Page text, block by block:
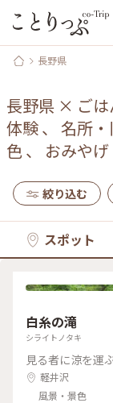
長野県
長野県 × ご
体験、 名所
色、 おみやげ
絞り込む
スポット
白糸の滝
シライトノタキ
見る者に涼を運
軽井沢
風景・景色